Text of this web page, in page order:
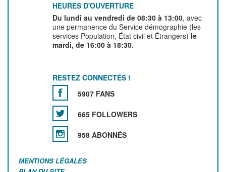
HEURES D'OUVERTURE
Du lundi au vendredi de 08:30 à 13:00, avec
une permanence du Service démographie (les
services Population, État civil et Étrangers) le
mardi, de 16:00 à 18:30.
RESTEZ CONNECTÉS !
5907 FANS
665 FOLLOWERS
958 ABONNÉS
MENTIONS LÉGALES